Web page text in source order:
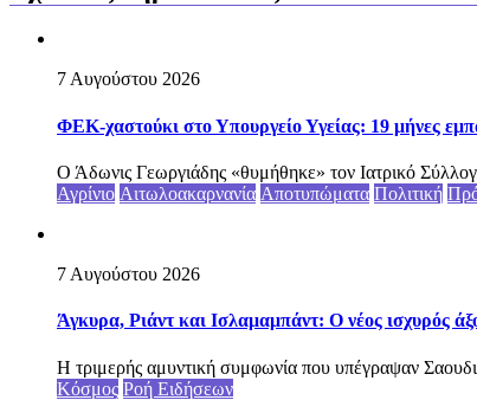
7 Αυγούστου 2026
ΦΕΚ-χαστούκι στο Υπουργείο Υγείας: 19 μήνες
Ο Άδωνις Γεωργιάδης «θυμήθηκε» τον Ιατρικό
Αγρίνιο Αιτωλοακαρνανία Αποτυπώματα Πολιτική
7 Αυγούστου 2026
Άγκυρα, Ριάντ και Ισλαμαμπάντ: Ο νέος ισχυρός
Η τριμερής αμυντική συμφωνία που υπέγραψαν
Κόσμος Ροή Ειδήσεων